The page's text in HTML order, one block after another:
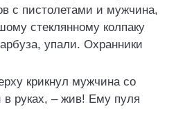
с пистолетами и мужчина,
стеклянному колпаку
упали. Охранники
крикнул мужчина со
в руках, – жив! Ему пуля